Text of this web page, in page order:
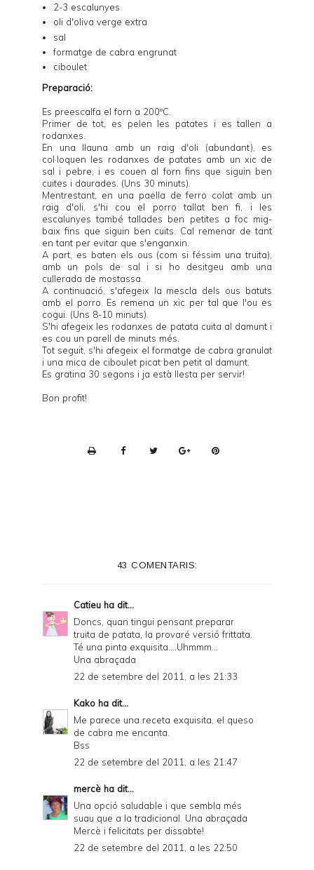
2-3 escalunyes
oli d'oliva verge extra
sal
formatge de cabra engrunat
ciboulet
Preparació:
Es preescalfa el forn a 200ºC.
Primer de tot, es pelen les patates i es tallen a
rodanxes.
En una llauna amb un raig d'oli (abundant), es
col·loquen les rodanxes de patates amb un xic de
sal i pebre, i es couen al forn fins que siguin ben
cuites i daurades. (Uns 30 minuts).
Mentrestant, en una paella de ferro colat amb un
raig d'oli, s'hi cou el porro tallat ben fi, i les
escalunyes també tallades ben petites a foc mig-
baix fins que siguin ben cuits. Cal remenar de tant
en tant per evitar que s'enganxin.
A part, es baten els ous (com si féssim una truita),
amb un pols de sal i si ho desitgeu amb una
cullerada de mostassa.
A continuació, s'afegeix la mescla dels ous batuts
amb el porro. Es remena un xic per tal que l'ou es
cogui. (Uns 8-10 minuts).
S'hi afegeix les rodanxes de patata cuita al damunt i
es cou un parell de minuts més.
Tot seguit, s'hi afegeix el formatge de cabra granulat
i una mica de ciboulet picat ben petit al damunt.
Es gratina 30 segons i ja està llesta per servir!
Bon profit!
e
n
d
l
a
n
d
P
D
43 COMENTARIS:
Catieu ha dit...
Doncs, quan tingui pensant preparar
truita de patata, la provaré versió frittata.
Té una pinta exquisita....Uhmmm...
Una abraçada
22 de setembre del 2011, a les 21:33
Kako ha dit...
Me parece una receta exquisita, el queso
de cabra me encanta.
Bss
22 de setembre del 2011, a les 21:47
mercè ha dit...
Una opció saludable i que sembla més
suau que a la tradicional. Una abraçada
Mercè i felicitats per dissabte!
22 de setembre del 2011, a les 22:50